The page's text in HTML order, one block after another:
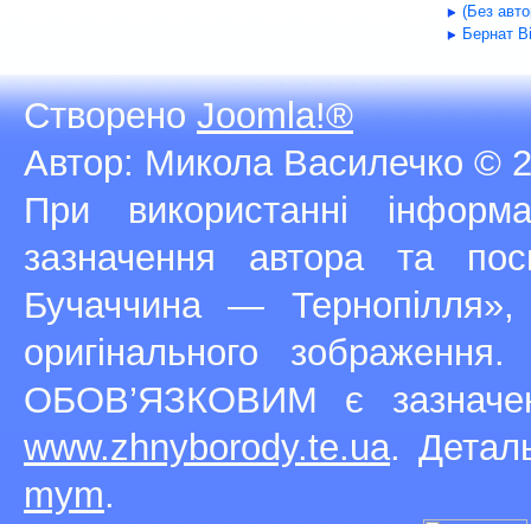
(Без
Бернат
СтвореноJoomla!®
Автор: Микола Василечко ©
При використанні
зазначення автора та
Бучаччина —
оригінального
ОБОВ’ЯЗКОВИМ є
www.zhnyborody.te.ua.
mym.